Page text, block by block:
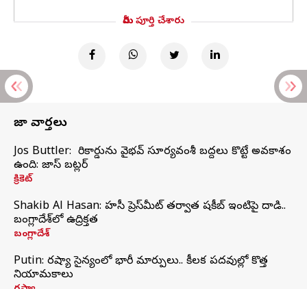
మీరు పూర్తి చేశారు
తాజా వార్తలు
Jos Buttler: నా రికార్డును వైభవ్ సూర్యవంశీ బద్దలు కొట్టే అవకాశం
ఉంది: జాస్ బట్లర్
క్రికెట్
Shakib Al Hasan: హసీనా ప్రెస్‌మీట్‌ తర్వాత షకీబ్‌ ఇంటిపై దాడి..
బంగ్లాదేశ్‌లో ఉద్రిక్తత
బంగ్లాదేశ్
Putin: రష్యా సైన్యంలో భారీ మార్పులు.. కీలక పదవుల్లో కొత్త
నియామకాలు